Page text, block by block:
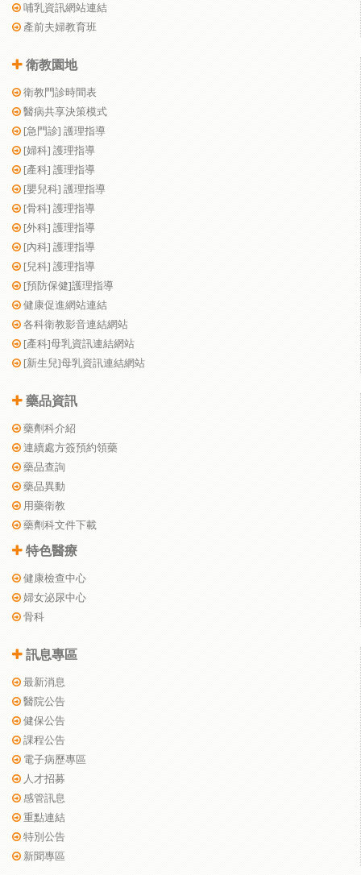
哺乳資訊網站連結
產前夫婦教育班
衛教園地
衛教門診時間表
醫病共享決策模式
[急門診] 護理指導
[婦科] 護理指導
[產科] 護理指導
[嬰兒科] 護理指導
[骨科] 護理指導
[外科] 護理指導
[內科] 護理指導
[兒科] 護理指導
[預防保健]護理指導
健康促進網站連結
各科衛教影音連結網站
[產科]母乳資訊連結網站
[新生兒]母乳資訊連結網站
藥品資訊
藥劑科介紹
連續處方簽預約領藥
藥品查詢
藥品異動
用藥衛教
藥劑科文件下載
特色醫療
健康檢查中心
婦女泌尿中心
骨科
訊息專區
最新消息
醫院公告
健保公告
課程公告
電子病歷專區
人才招募
感管訊息
重點連結
特別公告
新聞專區